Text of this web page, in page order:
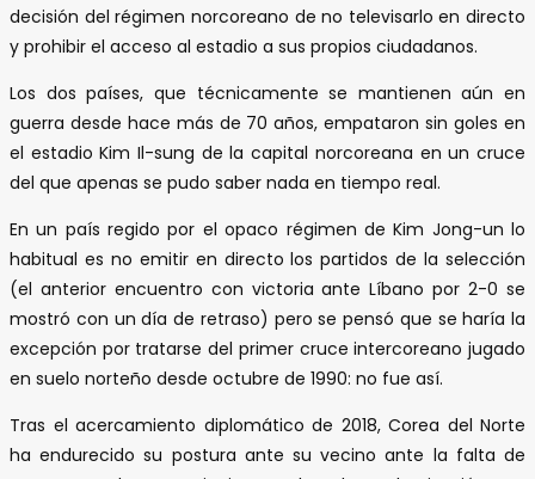
decisión del régimen norcoreano de no televisarlo en directo
y prohibir el acceso al estadio a sus propios ciudadanos.
Los dos países, que técnicamente se mantienen aún en
guerra desde hace más de 70 años, empataron sin goles en
el estadio Kim Il-sung de la capital norcoreana en un cruce
del que apenas se pudo saber nada en tiempo real.
En un país regido por el opaco régimen de Kim Jong-un lo
habitual es no emitir en directo los partidos de la selección
(el anterior encuentro con victoria ante Líbano por 2-0 se
mostró con un día de retraso) pero se pensó que se haría la
excepción por tratarse del primer cruce intercoreano jugado
en suelo norteño desde octubre de 1990: no fue así.
Tras el acercamiento diplomático de 2018, Corea del Norte
ha endurecido su postura ante su vecino ante la falta de